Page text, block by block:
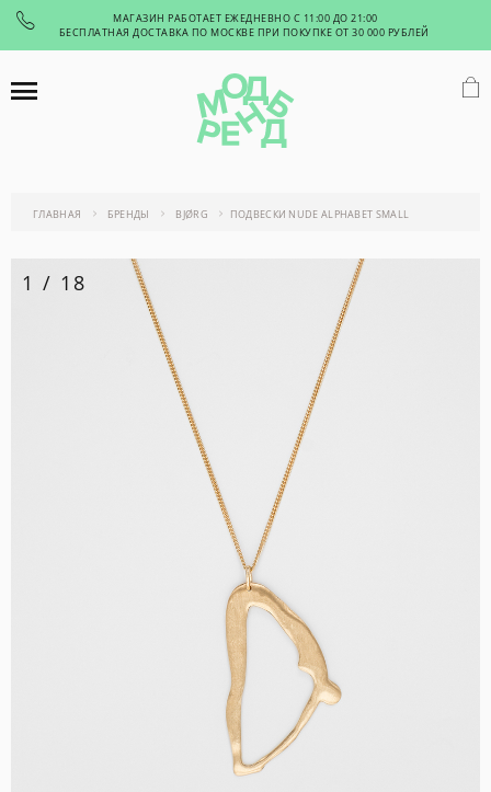
МАГАЗИН РАБОТАЕТ ЕЖЕДНЕВНО С 11:00 ДО 21:00
БЕСПЛАТНАЯ ДОСТАВКА ПО МОСКВЕ ПРИ ПОКУПКЕ ОТ 30 000 РУБЛЕЙ
ГЛАВНАЯ БРЕНДЫ BJØRG ПОДВЕСКИ NUDE ALPHABET SMALL
1 / 18